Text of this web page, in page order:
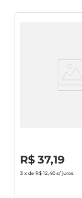
R$ 37,19
3 x de R$ 12,40 s/ juros